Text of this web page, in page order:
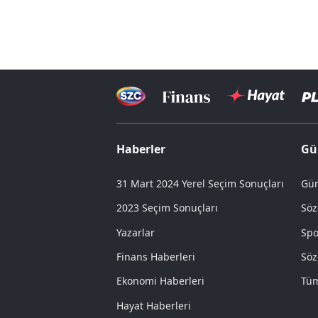
Haberler
31 Mart 2024 Yerel Seçim Sonuçları
2023 Seçim Sonuçları
Yazarlar
Finans Haberleri
Ekonomi Haberleri
Hayat Haberleri